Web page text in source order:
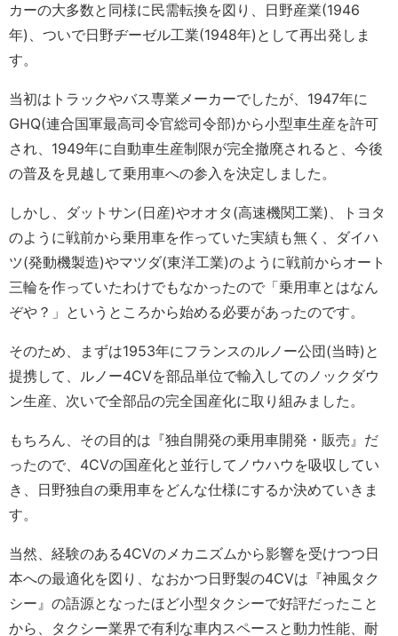
カーの大多数と同様に民需転換を図り、日野産業(1946
年)、ついで日野ヂーゼル工業(1948年)として再出発しま
す。
当初はトラックやバス専業メーカーでしたが、1947年に
GHQ(連合国軍最高司令官総司令部)から小型車生産を許可
され、1949年に自動車生産制限が完全撤廃されると、今後
の普及を見越して乗用車への参入を決定しました。
しかし、ダットサン(日産)やオオタ(高速機関工業)、トヨタ
のように戦前から乗用車を作っていた実績も無く、ダイハ
ツ(発動機製造)やマツダ(東洋工業)のように戦前からオート
三輪を作っていたわけでもなかったので「乗用車とはなん
ぞや？」というところから始める必要があったのです。
そのため、まずは1953年にフランスのルノー公団(当時)と
提携して、ルノー4CVを部品単位で輸入してのノックダウ
ン生産、次いで全部品の完全国産化に取り組みました。
もちろん、その目的は『独自開発の乗用車開発・販売』だ
ったので、4CVの国産化と並行してノウハウを吸収してい
き、日野独自の乗用車をどんな仕様にするか決めていきま
す。
当然、経験のある4CVのメカニズムから影響を受けつつ日
本への最適化を図り、なおかつ日野製の4CVは『神風タク
シー』の語源となったほど小型タクシーで好評だったこと
から、タクシー業界で有利な車内スペースと動力性能、耐